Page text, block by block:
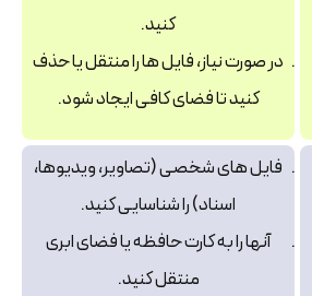
کنید.
در صورت نیاز، فایل‌ ها را منتقل یا حذف
کنید تا فضای کافی ایجاد شود.
فایل‌ های شخصی (تصاویر، ویدیوها،
اسناد) را شناسایی کنید.
آنها را به کارت حافظه یا فضای ابری
منتقل کنید.